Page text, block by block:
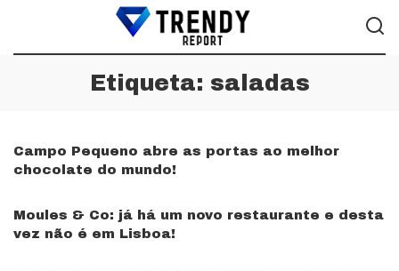
Etiqueta: saladas
Campo Pequeno abre as portas ao melhor
chocolate do mundo!
Moules & Co: já há um novo restaurante e desta
vez não é em Lisboa!